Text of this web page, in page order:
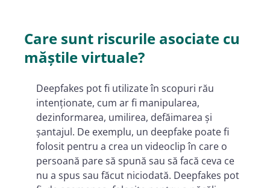
Care sunt riscurile asociate cu
măștile virtuale?
Deepfakes pot fi utilizate în scopuri rău
intenționate, cum ar fi manipularea,
dezinformarea, umilirea, defăimarea și
șantajul. De exemplu, un deepfake poate fi
folosit pentru a crea un videoclip în care o
persoană pare să spună sau să facă ceva ce
nu a spus sau făcut niciodată. Deepfakes pot